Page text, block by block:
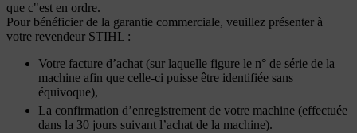
que c"est en ordre.
Pour bénéficier de la garantie commerciale, veuillez présenter à
votre revendeur STIHL :
Votre facture d’achat (sur laquelle figure le n° de série de la
machine afin que celle-ci puisse être identifiée sans
équivoque),
La confirmation d’enregistrement de votre machine (effectuée
dans la 30 jours suivant l’achat de la machine).